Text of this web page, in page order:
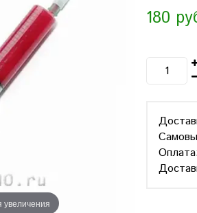
увеличения
180